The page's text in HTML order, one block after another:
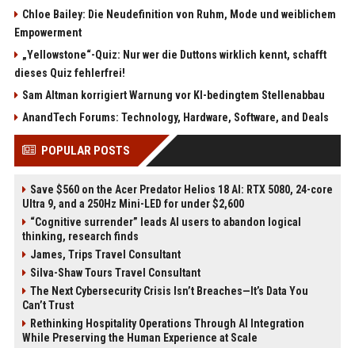
Chloe Bailey: Die Neudefinition von Ruhm, Mode und weiblichem
Empowerment
„Yellowstone“-Quiz: Nur wer die Duttons wirklich kennt, schafft
dieses Quiz fehlerfrei!
Sam Altman korrigiert Warnung vor KI-bedingtem Stellenabbau
AnandTech Forums: Technology, Hardware, Software, and Deals
POPULAR POSTS
Save $560 on the Acer Predator Helios 18 AI: RTX 5080, 24-core
Ultra 9, and a 250Hz Mini-LED for under $2,600
“Cognitive surrender” leads AI users to abandon logical
thinking, research finds
James, Trips Travel Consultant
Silva-Shaw Tours Travel Consultant
The Next Cybersecurity Crisis Isn’t Breaches—It’s Data You
Can’t Trust
Rethinking Hospitality Operations Through AI Integration
While Preserving the Human Experience at Scale